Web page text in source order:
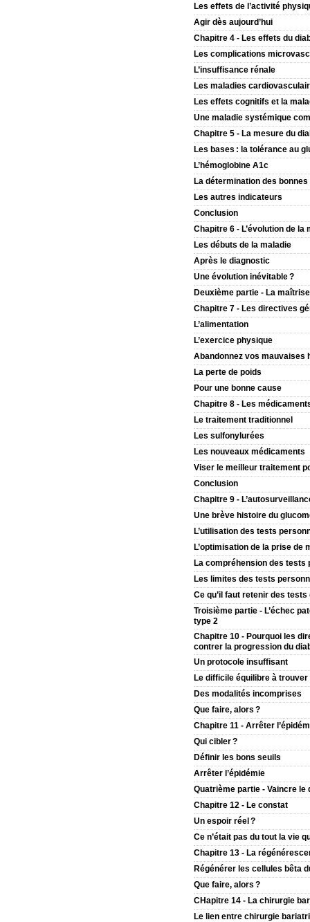
Les effets de l’activité
Agir dès aujourd’hui
Chapitre 4 - Les effets du
Les complications
L’insuffisance rénale
Les maladies
Les effets cognitifs et la
Une maladie systémique
Chapitre 5 - La mesure du
Les bases : la tolérance au
L’hémoglobine A1c
La détermination des
Les autres indicateurs
Conclusion
Chapitre 6 - L’évolution de la
Les débuts de la maladie
Après le diagnostic
Une évolution inévitable ?
Deuxième partie - La
Chapitre 7 - Les directives
L’alimentation
L’exercice physique
Abandonnez vos mauvaises
La perte de poids
Pour une bonne cause
Chapitre 8 - Les
Le traitement traditionnel
Les sulfonylurées
Les nouveaux médicaments
Viser le meilleur traitement
Conclusion
Chapitre 9 -
Une brève histoire du
L’utilisation des tests
L’optimisation de la prise de
La compréhension des tests
Les limites des tests
Ce qu’il faut retenir des
Troisième partie - L’échec
type 2
Chapitre 10 - Pourquoi les
contrer la progression du
Un protocole insuffisant
Le difficile équilibre à
Des modalités incomprises
Que faire, alors ?
Chapitre 11 - Arrêter
Qui cibler ?
Définir les bons seuils
Arrêter l’épidémie
Quatrième partie - Vaincre le
Chapitre 12 - Le constat
Un espoir réel ?
Ce n’était pas du tout la vie
Chapitre 13 - La
Régénérer les cellules bêta
Que faire, alors ?
CHapitre 14 - La chirurgie
Le lien entre chirurgie